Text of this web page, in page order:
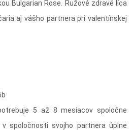
Bulgarian Rose. Ružové zdravé líca
aj vášho partnera pri valentínskej
5 až 8 mesiacov spoločne
spoločnosti svojho partnera úplne